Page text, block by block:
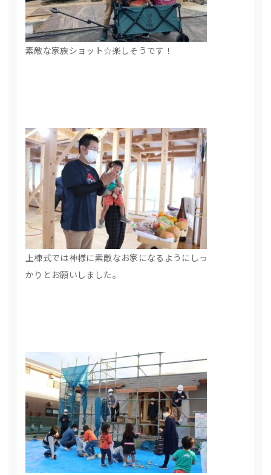
素敵な家族ショット☆楽しそうです！
上棟式では神様に素敵なお家になるようにしっ
かりとお願いしました。